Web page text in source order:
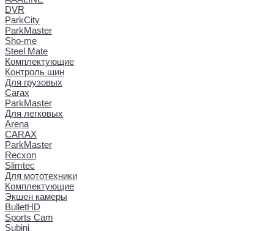
DVR
ParkCity
ParkMaster
Sho-me
Steel Mate
Комплектующие
Контроль шин
Для грузовых
Carax
ParkMaster
Для легковых
Arena
CARAX
ParkMaster
Recxon
Slimtec
Для мототехники
Комплектующие
Экшен камеры
BulletHD
Sports Cam
Subini